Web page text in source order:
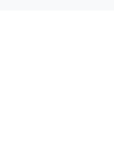
户输入）